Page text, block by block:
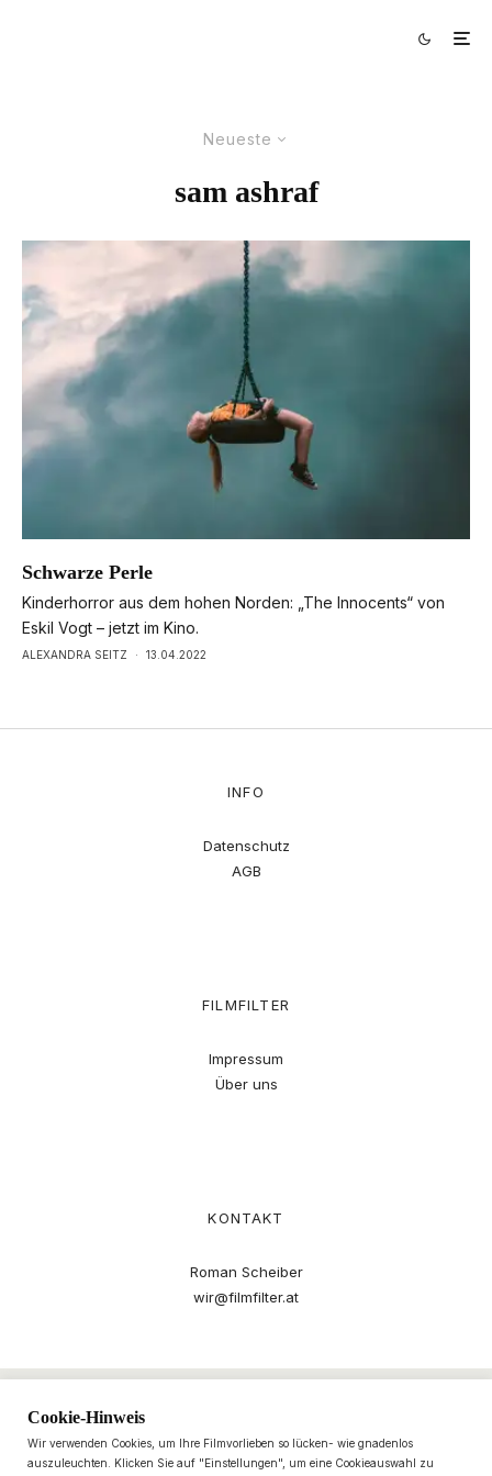
Neueste
sam ashraf
Schwarze Perle
Kinderhorror aus dem hohen Norden: „The Innocents“ von
Eskil Vogt – jetzt im Kino.
ALEXANDRA SEITZ · 13.04.2022
INFO
Datenschutz
AGB
FILMFILTER
Impressum
Über uns
KONTAKT
Roman Scheiber
wir@filmfilter.at
Cookie-Hinweis
Wir verwenden Cookies, um Ihre Filmvorlieben so lücken- wie gnadenlos
auszuleuchten. Klicken Sie auf "Einstellungen", um eine Cookieauswahl zu